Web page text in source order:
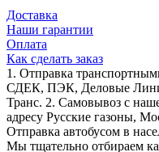
Доставка
Наши гарантии
Оплата
Как сделать заказ
1. Отправка
СДЕК, ПЭК, Деловые
Транс. 2. Самовывоз с
адресу Русские газоны,
Отправка автобусом в
Мы тщательно отбираем